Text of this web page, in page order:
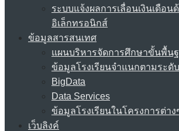
ระบบแจ้งผลการเลื่อนเงินเดือน
อิเล็กทรอนิกส์
ข้อมูลสารสนเทศ
แผนบริหารจัดการศึกษาขั้นพื้น
ข้อมูลโรงเรียนจำแนกตามระดั
BigData
Data Services
ข้อมูลโรงเรียนในโครงการต่าง
เว็บลิงค์